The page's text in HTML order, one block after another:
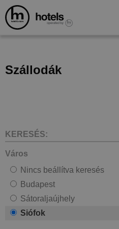
Szállodák
KERESÉS:
Város
Nincs beállítva keresés
Budapest
Sátoraljaújhely
Siófok